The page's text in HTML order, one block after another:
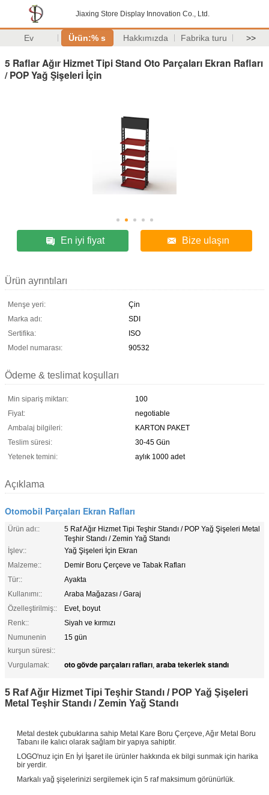
Jiaxing Store Display Innovation Co., Ltd.
Ev Ürün:% s Hakkımızda Fabrika turu >>
5 Raflar Ağır Hizmet Tipi Stand Oto Parçaları Ekran Rafları
/ POP Yağ Şişeleri İçin
En iyi fiyat Bize ulaşın
Ürün ayrıntıları
Menşe yeri:
Çin
Marka adı:
SDI
Sertifika:
ISO
Model numarası:
90532
Ödeme & teslimat koşulları
Min sipariş miktarı:
100
Fiyat:
negotiable
Ambalaj bilgileri:
KARTON PAKET
Teslim süresi:
30-45 Gün
Yetenek temini:
aylık 1000 adet
Açıklama
Otomobil Parçaları Ekran Rafları
Ürün adı::
5 Raf Ağır Hizmet Tipi Teşhir Standı / POP Yağ Şişeleri Metal
Teşhir Standı / Zemin Yağ Standı
İşlev::
Yağ Şişeleri İçin Ekran
Malzeme::
Demir Boru Çerçeve ve Tabak Rafları
Tür::
Ayakta
Kullanımı::
Araba Mağazası / Garaj
Özelleştirilmiş::
Evet, boyut
Renk::
Siyah ve kırmızı
Numunenin
kurşun süresi::
15 gün
Vurgulamak: oto gövde parçaları rafları, araba tekerlek standı
5 Raf Ağır Hizmet Tipi Teşhir Standı / POP Yağ Şişeleri
Metal Teşhir Standı / Zemin Yağ Standı
Metal destek çubuklarına sahip Metal Kare Boru Çerçeve, Ağır Metal Boru
Tabanı ile kalıcı olarak sağlam bir yapıya sahiptir.
LOGO'nuz için En İyi İşaret ile ürünler hakkında ek bilgi sunmak için harika
bir yerdir.
Markalı yağ şişelerinizi sergilemek için 5 raf maksimum görünürlük.